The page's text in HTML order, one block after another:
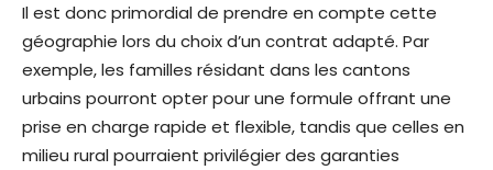
Il est donc primordial de prendre en compte cette
géographie lors du choix d’un contrat adapté. Par
exemple, les familles résidant dans les cantons
urbains pourront opter pour une formule offrant une
prise en charge rapide et flexible, tandis que celles en
milieu rural pourraient privilégier des garanties